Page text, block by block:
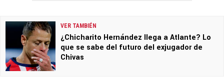
VER TAMBIÉN
¿Chicharito Hernández llega a Atlante? Lo
que se sabe del futuro del exjugador de
Chivas